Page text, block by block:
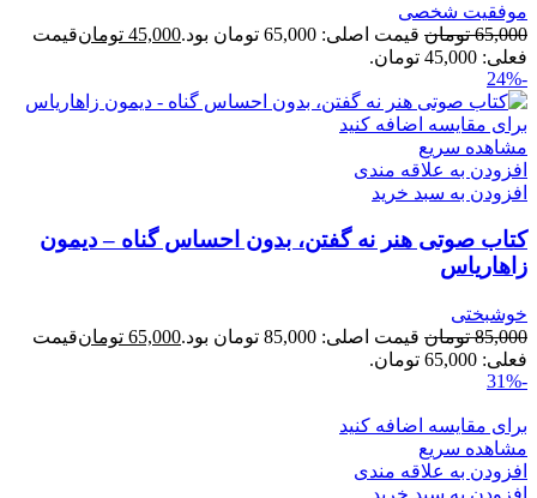
موفقیت شخصی
65,000 تومان قیمت اصلی: 65,000 تومان بود. 45,000 تومانقیمت
فعلی: 45,000 تومان.
-24%
برای مقایسه اضافه کنید
مشاهده سریع
افزودن به علاقه مندی
افزودن به سبد خرید
کتاب صوتی هنر نه گفتن، بدون احساس گناه – دیمون
زاهاریاس
خوشبختی
85,000 تومان قیمت اصلی: 85,000 تومان بود. 65,000 تومانقیمت
فعلی: 65,000 تومان.
-31%
برای مقایسه اضافه کنید
مشاهده سریع
افزودن به علاقه مندی
افزودن به سبد خرید